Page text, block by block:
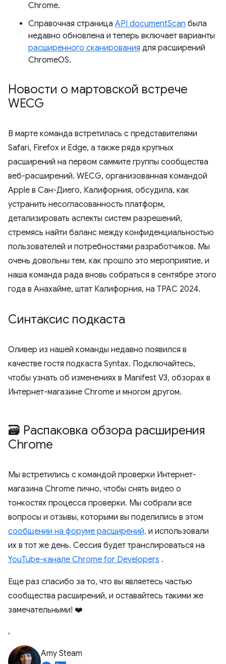
Chrome.
Справочная страница API documentScan была
недавно обновлена ​​и теперь включает варианты
расширенного сканирования для расширений
ChromeOS.
Новости о мартовской встрече
WECG
В марте команда встретилась с представителями
Safari, Firefox и Edge, а также ряда крупных
расширений на первом саммите группы сообщества
веб-расширений. WECG, организованная командой
Apple в Сан-Диего, Калифорния, обсудила, как
устранить несогласованность платформ,
детализировать аспекты систем разрешений,
стремясь найти баланс между конфиденциальностью
пользователей и потребностями разработчиков. Мы
очень довольны тем, как прошло это мероприятие, и
наша команда рада вновь собраться в сентябре этого
года в Анахайме, штат Калифорния, на TPAC 2024.
Синтаксис подкаста
Оливер из нашей команды недавно появился в
качестве гостя подкаста Syntax. Подключайтесь,
чтобы узнать об изменениях в Manifest V3, обзорах в
Интернет-магазине Chrome и многом другом.
🗃️ Распаковка обзора расширения
Chrome
Мы встретились с командой проверки Интернет-
магазина Chrome лично, чтобы снять видео о
тонкостях процесса проверки. Мы собрали все
вопросы и отзывы, которыми вы поделились в этом
сообщении на форуме расширений, и использовали
их в тот же день. Сессия будет транслироваться на
YouTube-канале Chrome for Developers .
Еще раз спасибо за то, что вы являетесь частью
сообщества расширений, и оставайтесь такими же
замечательными! ❤️
,
Amy Steam